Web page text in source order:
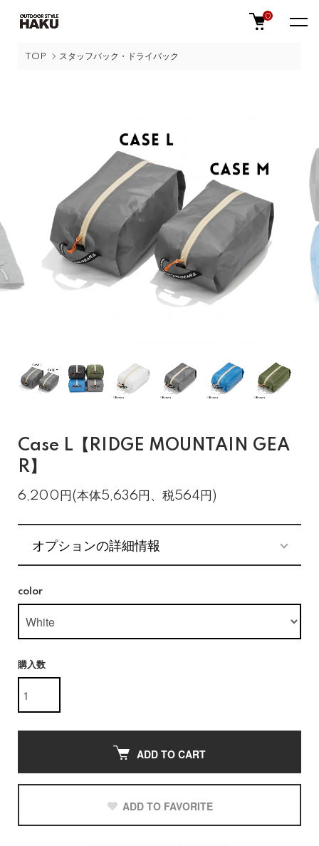
0
TOP スタッフバック・ドライバック
Case L【RIDGE MOUNTAIN GEA
R】
6,200円(本体5,636円、税564円)
オプションの詳細情報
color
購入数
ADD TO CART
ADD TO FAVORITE